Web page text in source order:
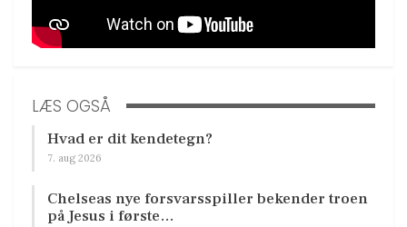
LÆS OGSÅ
Hvad er dit kendetegn?
7. aug 2026
Chelseas nye forsvarsspiller bekender troen
på Jesus i første…